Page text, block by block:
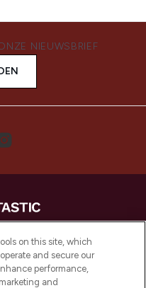
NIEUWSBRIEF
ultieme online
Europa, met de
en
topmerken.
on this site, which
and secure our
performance,
and